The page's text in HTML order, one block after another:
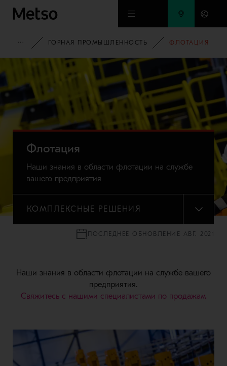
Перейти к основному содержимому
ДОМАШНЯЯ СТРАНИЦА
ГОРНАЯ ПРОМЫШЛЕННОСТЬ ФЛОТАЦИЯ
Флотация
Наши знания в области флотации на службе
вашего предприятия
КОМПЛЕКСНЫЕ РЕШЕНИЯ
МЕНЮ
ПОСЛЕДНЕЕ ОБНОВЛЕНИЕ АВГ. 2021
Наши знания в области флотации на службе вашего
предприятия.
Свяжитесь с нашими специалистами по продажам